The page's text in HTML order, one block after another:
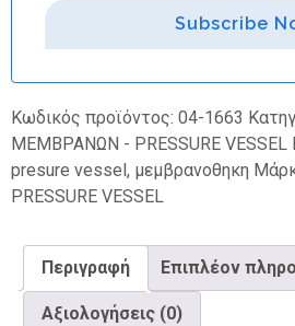
Subscribe
Κωδικός προϊόντος: 04-1663
ΜΕΜΒΡΑΝΩΝ - PRESSURE VESSEL
presure vessel, μεμβρανοθηκη
PRESSURE VESSEL
Περιγραφή Επιπλέον
Αξιολογήσεις (0)